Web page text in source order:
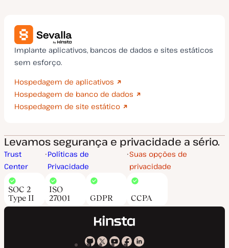
Implante aplicativos, bancos de dados e sites estáticos
sem esforço.
Hospedagem de aplicativos
Hospedagem de banco de dados
Hospedagem de site estático
Levamos segurança e privacidade a sério.
Trust
Center
Políticas de
Privacidade
Suas opções de
privacidade
SOC 2
Type II
ISO
27001
GDPR CCPA